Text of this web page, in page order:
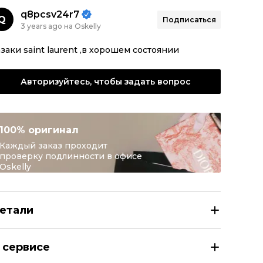
q8pcsv24r7
3 years ago на Oskelly
Подписаться
saint laurent ,в хорошем состоянии
Авторизуйтесь, чтобы задать вопрос
100% оригинал
Каждый заказ проходит
проверку подлинности в офисе
Oskelly